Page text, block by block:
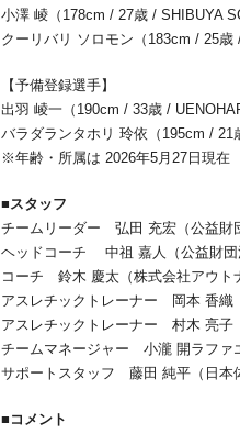
小澤 崚（178cm / 27歳 / SHIBUYA
クーリバリ ソロモン（183cm / 25歳
【予備登録選手】
出羽 崚一（190cm / 33歳 /
バラダランタホリ 玲依（195cm / 21
※年齢・所属は 2026年5月27日現在
■スタッフ
チームリーダー 弘田 充宏（公益財
ヘッドコーチ 中祖 嘉人（公益財団
コーチ 鈴木 慶太（株式会社アウト
アスレチックトレーナー 岡本 香織
アスレチックトレーナー 村木 亮子
チームマネージャー 小瀧 開ラファ
サポートスタッフ 藤田 純平（日本
■コメント